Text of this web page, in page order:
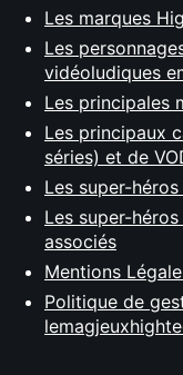
Les marques
Les
vidéoludiques
Les principales
Les principaux
séries) et de
Les super-
Les super-
associés
Mentions
Politique de